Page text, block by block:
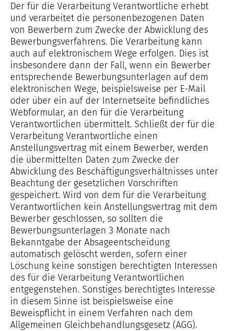
Der für die Verarbeitung Verantwortliche erhebt
und verarbeitet die personenbezogenen Daten
von Bewerbern zum Zwecke der Abwicklung des
Bewerbungsverfahrens. Die Verarbeitung kann
auch auf elektronischem Wege erfolgen. Dies ist
insbesondere dann der Fall, wenn ein Bewerber
entsprechende Bewerbungsunterlagen auf dem
elektronischen Wege, beispielsweise per E-Mail
oder über ein auf der Internetseite befindliches
Webformular, an den für die Verarbeitung
Verantwortlichen übermittelt. Schließt der für die
Verarbeitung Verantwortliche einen
Anstellungsvertrag mit einem Bewerber, werden
die übermittelten Daten zum Zwecke der
Abwicklung des Beschäftigungsverhältnisses unter
Beachtung der gesetzlichen Vorschriften
gespeichert. Wird von dem für die Verarbeitung
Verantwortlichen kein Anstellungsvertrag mit dem
Bewerber geschlossen, so sollten die
Bewerbungsunterlagen 3 Monate nach
Bekanntgabe der Absageentscheidung
automatisch gelöscht werden, sofern einer
Löschung keine sonstigen berechtigten Interessen
des für die Verarbeitung Verantwortlichen
entgegenstehen. Sonstiges berechtigtes Interesse
in diesem Sinne ist beispielsweise eine
Beweispflicht in einem Verfahren nach dem
Allgemeinen Gleichbehandlungsgesetz (AGG).